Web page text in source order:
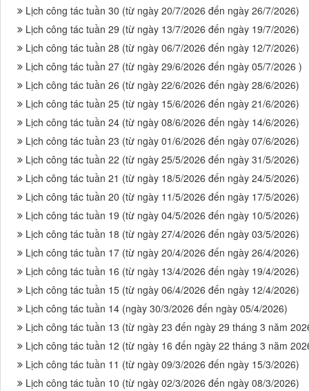
Lịch công tác tuần 30 (từ ngày 20/7/2026 đến ngày 26/7/2026)
Lịch công tác tuần 29 (từ ngày 13/7/2026 đến ngày 19/7/2026)
Lịch công tác tuần 28 (từ ngày 06/7/2026 đến ngày 12/7/2026)
Lịch công tác tuần 27 (từ ngày 29/6/2026 đến ngày 05/7/2026 )
Lịch công tác tuần 26 (từ ngày 22/6/2026 đến ngày 28/6/2026)
Lịch công tác tuần 25 (từ ngày 15/6/2026 đến ngày 21/6/2026)
Lịch công tác tuần 24 (từ ngày 08/6/2026 đến ngày 14/6/2026)
Lịch công tác tuần 23 (từ ngày 01/6/2026 đến ngày 07/6/2026)
Lịch công tác tuần 22 (từ ngày 25/5/2026 đến ngày 31/5/2026)
Lịch công tác tuần 21 (từ ngày 18/5/2026 đến ngày 24/5/2026)
Lịch công tác tuần 20 (từ ngày 11/5/2026 đến ngày 17/5/2026)
Lịch công tác tuần 19 (từ ngày 04/5/2026 đến ngày 10/5/2026)
Lịch công tác tuần 18 (từ ngày 27/4/2026 đến ngày 03/5/2026)
Lịch công tác tuần 17 (từ ngày 20/4/2026 đến ngày 26/4/2026)
Lịch công tác tuần 16 (từ ngày 13/4/2026 đến ngày 19/4/2026)
Lịch công tác tuần 15 (từ ngày 06/4/2026 đến ngày 12/4/2026)
Lịch công tác tuần 14 (ngày 30/3/2026 đến ngày 05/4/2026)
Lịch công tác tuần 13 (từ ngày 23 đến ngày 29 tháng 3 năm
Lịch công tác tuần 12 (từ ngày 16 đến ngày 22 tháng 3 năm
Lịch công tác tuần 11 (từ ngày 09/3/2026 đến ngày 15/3/2026)
Lịch công tác tuần 10 (từ ngày 02/3/2026 đến ngày 08/3/2026)